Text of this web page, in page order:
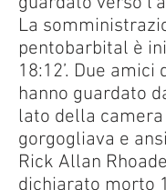
La
pentobarbital è
18:12’. Due
hanno guardato
lato della
gorgogliava e
Rick Allan
dichiarato morto